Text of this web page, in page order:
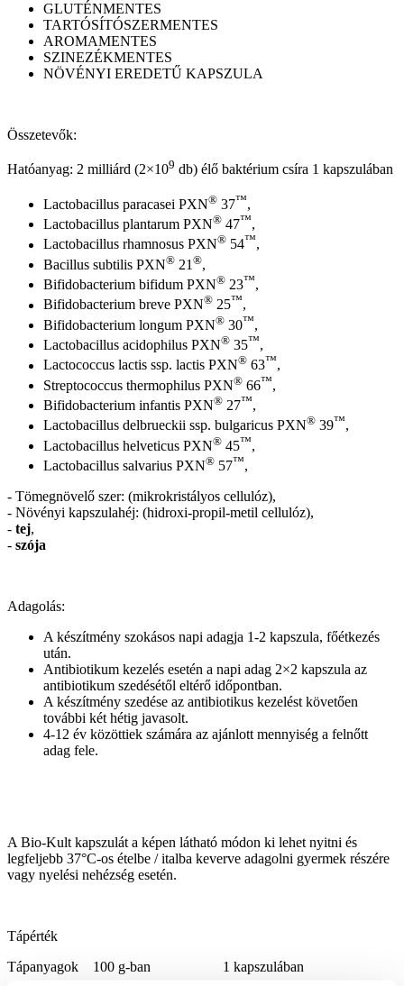
GLUTÉNMENTES
TARTÓSÍTÓSZERMENTES
AROMAMENTES
SZINEZÉKMENTES
NÖVÉNYI EREDETŰ KAPSZULA
Összetevők:
Hatóanyag: 2 milliárd (2×109 db) élő baktérium csíra 1 kapszulában
Lactobacillus paracasei PXN® 37™,
Lactobacillus plantarum PXN® 47™,
Lactobacillus rhamnosus PXN® 54™,
Bacillus subtilis PXN® 21 ®,
Bifidobacterium bifidum PXN® 23™,
Bifidobacterium breve PXN® 25™,
Bifidobacterium longum PXN® 30™,
Lactobacillus acidophilus PXN® 35™,
Lactococcus lactis ssp. lactis PXN® 63™,
Streptococcus thermophilus PXN® 66™,
Bifidobacterium infantis PXN® 27™,
Lactobacillus delbrueckii ssp. bulgaricus PXN® 39™,
Lactobacillus helveticus PXN® 45™,
Lactobacillus salvarius PXN® 57™,
- Tömegnövelő szer: (mikrokristályos cellulóz),
- Növényi kapszulahéj: (hidroxi-propil-metil cellulóz),
- tej,
- szója
Adagolás:
A készítmény szokásos napi adagja 1-2 kapszula, főétkezés
után.
Antibiotikum kezelés esetén a napi adag 2×2 kapszula az
antibiotikum szedésétől eltérő időpontban.
A készítmény szedése az antibiotikus kezelést követően
további két hétig javasolt.
4-12 év közöttiek számára az ajánlott mennyiség a felnőtt
adag fele.
A Bio-Kult kapszulát a képen látható módon ki lehet nyitni és
legfeljebb 37°C-os ételbe / italba keverve adagolni gyermek részére
vagy nyelési nehézség esetén.
Tápérték
Tápanyagok 100 g-ban 1 kapszulában